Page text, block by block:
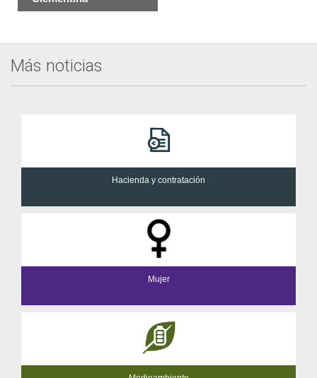
Evento
Más noticias
Hacienda y contratación
Mujer